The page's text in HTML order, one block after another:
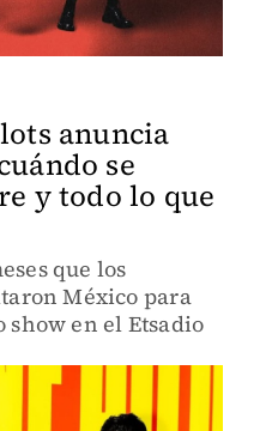
anuncia
se
y todo lo que
que los
México para
show en el Etsadio